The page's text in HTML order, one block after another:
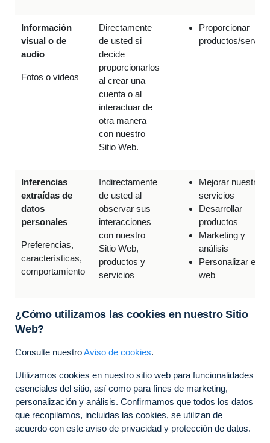
Información
visual o de
audio
Fotos o videos
Directamente
de usted si
decide
proporcionarlos
al crear una
cuenta o al
interactuar de
otra manera
con nuestro
Sitio Web.
Proporcionar
productos/
Inferencias
extraídas de
datos
personales
Preferencias,
características,
comportamiento
Indirectamente
de usted al
observar sus
interacciones
con nuestro
Sitio Web,
productos y
servicios
Mejorar nuestros
servicios
Desarrollar
productos
Marketing y
análisis
Personalizar el
web
¿Cómo utilizamos las cookies en nuestro Sitio
Web?
Consulte nuestroAviso de cookies.
Utilizamos cookies en nuestro sitio web para funcionalidades
esenciales del sitio, así como para fines de marketing,
personalización y análisis. Confirmamos que todos los datos
que recopilamos, incluidas las cookies, se utilizan de
acuerdo con este aviso de privacidad y protección de datos.